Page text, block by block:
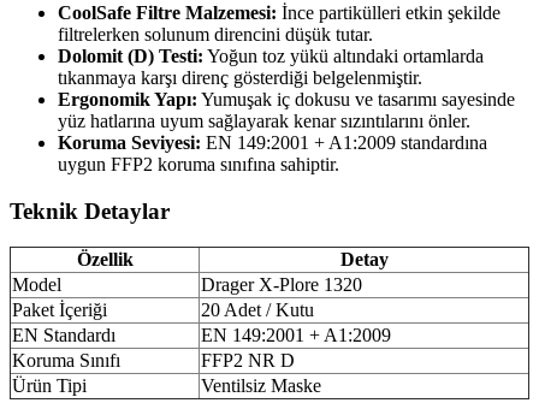
CoolSafe Filtre Malzemesi: İnce partikülleri etkin şekilde
filtrelerken solunum direncini düşük tutar.
Dolomit (D) Testi: Yoğun toz yükü altındaki ortamlarda
tıkanmaya karşı direnç gösterdiği belgelenmiştir.
Ergonomik Yapı: Yumuşak iç dokusu ve tasarımı sayesinde
yüz hatlarına uyum sağlayarak kenar sızıntılarını önler.
Koruma Seviyesi: EN 149:2001 + A1:2009 standardına
uygun FFP2 koruma sınıfına sahiptir.
Teknik Detaylar
Özellik
Detay
Model
Drager X-Plore 1320
Paket İçeriği
20 Adet / Kutu
EN Standardı
EN 149:2001 + A1:2009
Koruma Sınıfı
FFP2 NR D
Ürün Tipi
Ventilsiz Maske